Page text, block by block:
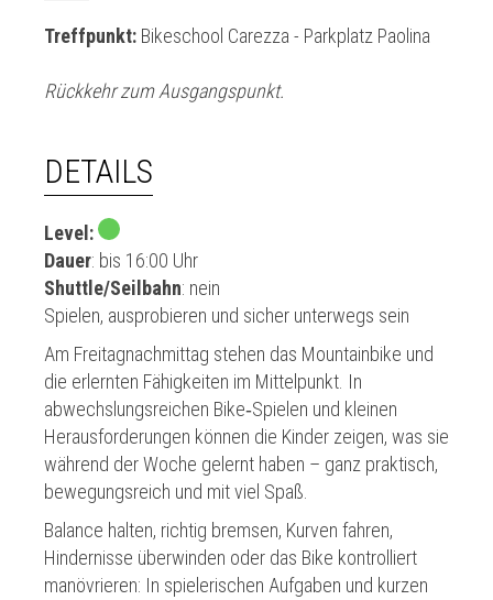
Treffpunkt: Bikeschool Carezza - Parkplatz Paolina
Rückkehr zum Ausgangspunkt.
DETAILS
Level:
Dauer: bis 16:00 Uhr
Shuttle/Seilbahn: nein
Spielen, ausprobieren und sicher unterwegs sein
Am Freitagnachmittag stehen das Mountainbike und
die erlernten Fähigkeiten im Mittelpunkt. In
abwechslungsreichen Bike‑Spielen und kleinen
Herausforderungen können die Kinder zeigen, was sie
während der Woche gelernt haben – ganz praktisch,
bewegungsreich und mit viel Spaß.
Balance halten, richtig bremsen, Kurven fahren,
Hindernisse überwinden oder das Bike kontrolliert
manövrieren: In spielerischen Aufgaben und kurzen